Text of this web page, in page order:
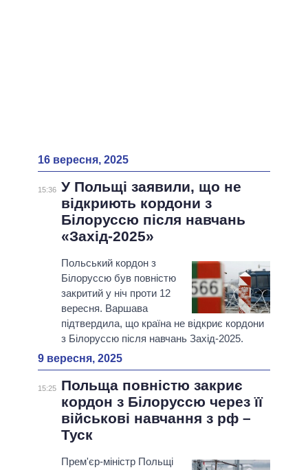
16 вересня, 2025
15:36 У Польщі заявили, що не
відкриють кордони з
Білоруссю після навчань
«Захід-2025»
Польський кордон з
Білоруссю був повністю
закритий у ніч проти 12
вересня. Варшава
підтвердила, що країна не відкриє кордони
з Білоруссю після навчань Захід-2025.
9 вересня, 2025
15:25
Польща повністю закриє
кордон з Білоруссю через її
військові навчання з рф –
Туск
Прем'єр-міністр Польщі